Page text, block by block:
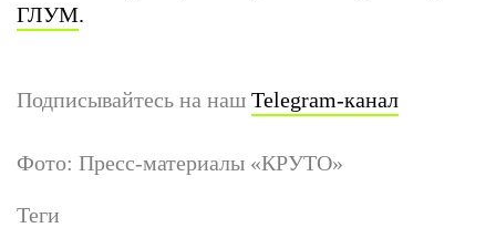
ГЛУМ.
Подписывайтесь на наш Telegram-канал
Фото: Пресс-материалы «КРУТО»
Теги